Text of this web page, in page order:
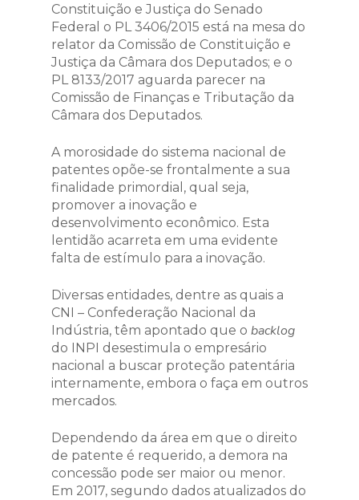
Constituição e Justiça do Senado
Federal o PL 3406/2015 está na mesa do
relator da Comissão de Constituição e
Justiça da Câmara dos Deputados; e o
PL 8133/2017 aguarda parecer na
Comissão de Finanças e Tributação da
Câmara dos Deputados.
A morosidade do sistema nacional de
patentes opõe-se frontalmente a sua
finalidade primordial, qual seja,
promover a inovação e
desenvolvimento econômico. Esta
lentidão acarreta em uma evidente
falta de estímulo para a inovação.
Diversas entidades, dentre as quais a
CNI – Confederação Nacional da
Indústria, têm apontado que o backlog
do INPI desestimula o empresário
nacional a buscar proteção patentária
internamente, embora o faça em outros
mercados.
Dependendo da área em que o direito
de patente é requerido, a demora na
concessão pode ser maior ou menor.
Em 2017, segundo dados atualizados do